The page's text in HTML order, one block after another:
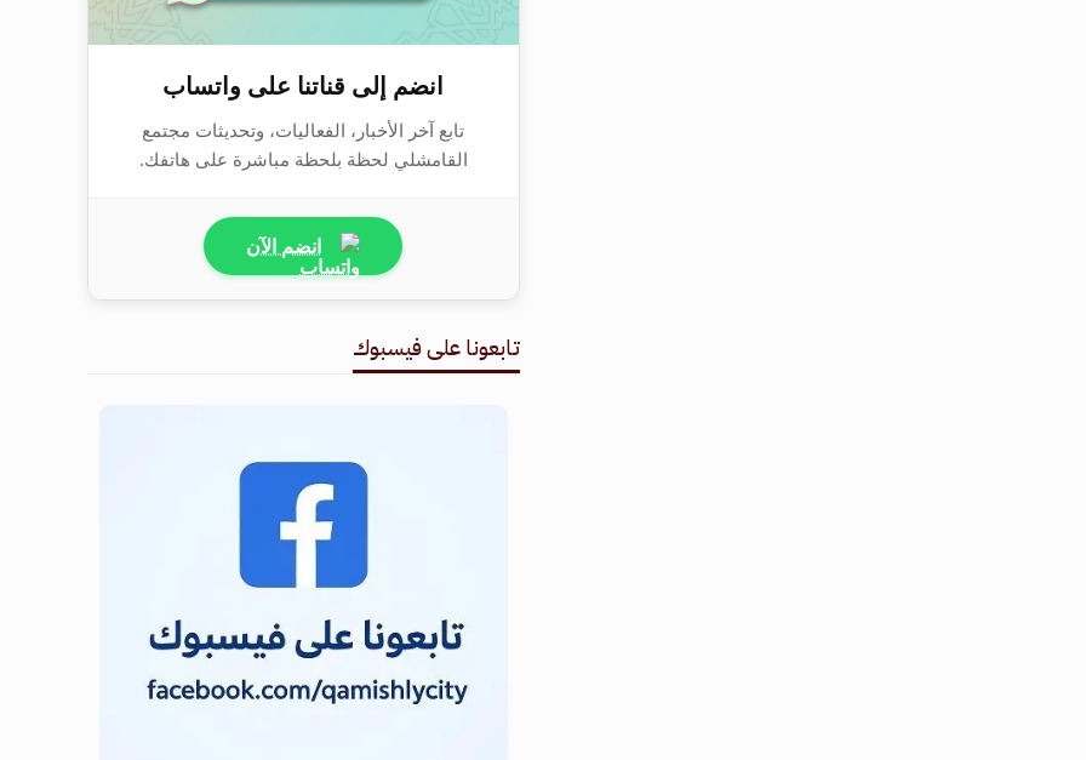
انضم إلى قناتنا على واتساب
تابع آخر الأخبار، الفعاليات، وتحديثات مجتمع
القامشلي لحظة بلحظة مباشرة على هاتفك.
انضم الآن
تابعونا على فيسبوك